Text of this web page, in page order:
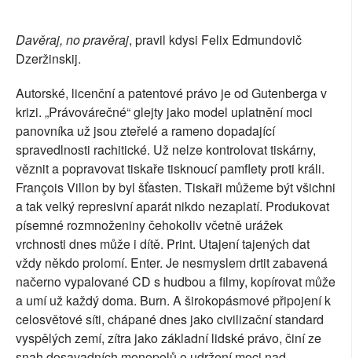
Davěraj, no pravěraj, pravil kdysi Felix Edmundovič
Dzeržinskij.
Autorské, licenční a patentové právo je od Gutenberga v
krizi. „Právovárečné“ glejty jako model uplatnění moci
panovníka už jsou zteřelé a rameno dopadající
spravedlnosti rachitické. Už nelze kontrolovat tiskárny,
věznit a popravovat tiskaře tisknoucí pamflety proti králi.
François Villon by byl šťasten. Tiskaři můžeme být všichni
a tak velký represivní aparát nikdo nezaplatí. Produkovat
písemné rozmnoženiny čehokoliv včetně urážek
vrchnosti dnes může i dítě. Print. Utajení tajených dat
vždy někdo prolomí. Enter. Je nesmyslem drtit zabavená
načerno vypalované CD s hudbou a filmy, kopírovat může
a umí už každý doma. Burn. A širokopásmové připojení k
celosvětové síti, chápané dnes jako civilizační standard
vyspělých zemí, zítra jako základní lidské právo, činí ze